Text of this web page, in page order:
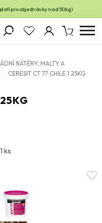
pro objednávky nad 50kg)
NÁTĚRY, MALTY A
CERESIT CT 77 CHILE 1 25KG
ks